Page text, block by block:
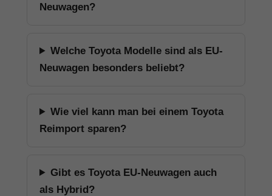
Neuwagen?
Welche Toyota Modelle sind als EU-
Neuwagen besonders beliebt?
Wie viel kann man bei einem Toyota
Reimport sparen?
Gibt es Toyota EU-Neuwagen auch
als Hybrid?